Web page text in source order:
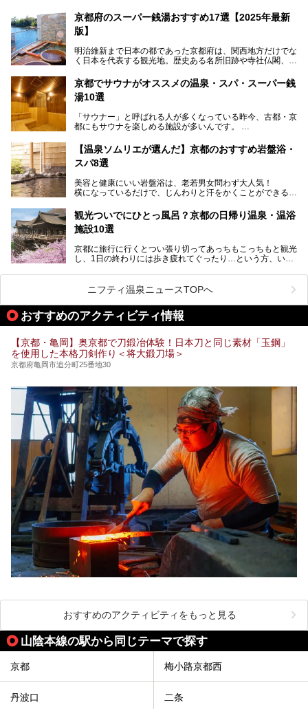
ます。今回案内するのは西地区に今も残る2軒の銭湯「日の
出湯」と「若の湯」。いずれも国の登録有形文化財に指定さ
れた歴史ある建物でありながら、今も現役のお風呂屋さんで
漁師町や商店街で働く人々を支えてきたこの2軒の銭湯とと
ます。
───
この記事は京都府舞鶴市のPR記事です。
京都府のスーパー銭湯おすすめ17選【2025年最新
版】
明治維新まで日本の都であった京都府は、関西地方だけでな
く日本を代表する観光地。歴史ある名所旧跡や寺社仏閣、そ
今回は、そんな京都府で2025年現在おすすめのスーパー銭
湯を紹介します。
部でレジャー気分を満喫できる温泉施設まで、好みのスーパ
ー銭湯を探してみてくださいね。
京都でサウナがオススメの温泉・スパ・スーパー銭
湯10選
「サウナー」と呼ばれる人が多くなっている昨今、古都・京
都にもサウナを楽しめる施設が多いんです。
自分の好きなサウナを探すのもいいですが、さまざまなサウ
ナを体感してみたいですよね。
のある温浴施設を紹介します。
ウナを楽しみましょう！
【温泉ソムリエが選んだ】京都のおすすめ岩盤浴・
スパ8選
美容と健康にいい岩盤浴は、老若男女問わず大人気！
横になっているだけで、じんわりと汗をかくことができるの
地元の方はもちろん、旅先としても人気の京都。
観光のついでに岩盤浴のある温泉に浸かってリフレッシュす
今回は京都にある岩盤浴のある施設をピックアップしてご紹
観光ついでにひとっ風呂？京都の日帰り温泉・温浴
施設10選
京都に旅行に行くとつい張り切ってあっちもこっちもと観光
し、1日の終わりには歩き疲れてぐったり…という方、いま
そんな疲れた身体には温泉です！京都には、市内にも郊外に
も素晴らしい温泉がたくさんあります。そこで、日帰り利用
できるおすすめの温泉・温浴施設をまとめてみました。
ニフティ温泉ニュースTOPへ
おすすめのアクティビティ情報
【京都・亀岡】奥京都で刀鍛冶体験！日本刀と同じ素材「玉鋼」
を使用した本格刀剣作り＜将大鍛刀場＞
京都府亀岡市追分町25番地30
おすすめのアクティビティをもっと見る
山陰本線の駅から同じテーマで探す
京都 梅小路京都西
丹波口 二条